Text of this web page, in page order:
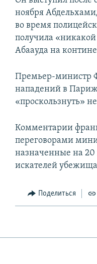
ноября
во время
получила
Абаауда на
Премьер-министр
нападений в
«проскользнуть»
Комментарии
переговорами
назначенные на 20
искателей
Поделиться